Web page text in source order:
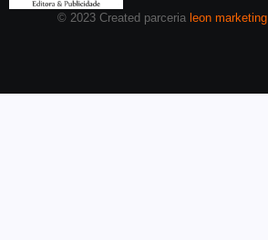
© 2023 Created parceria leon marketing